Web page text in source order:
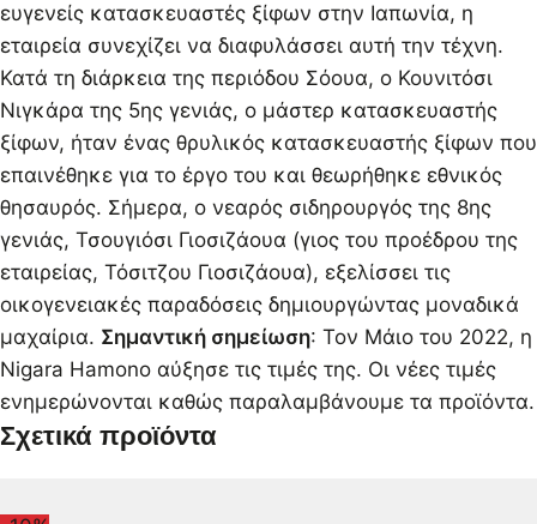
ευγενείς κατασκευαστές ξίφων στην Ιαπωνία, η
εταιρεία συνεχίζει να διαφυλάσσει αυτή την τέχνη.
Κατά τη διάρκεια της περιόδου Σόουα, ο Κουνιτόσι
Νιγκάρα της 5ης γενιάς, ο μάστερ κατασκευαστής
ξίφων, ήταν ένας θρυλικός κατασκευαστής ξίφων που
επαινέθηκε για το έργο του και θεωρήθηκε εθνικός
θησαυρός. Σήμερα, ο νεαρός σιδηρουργός της 8ης
γενιάς, Τσουγιόσι Γιοσιζάουα (γιος του προέδρου της
εταιρείας, Τόσιτζου Γιοσιζάουα), εξελίσσει τις
οικογενειακές παραδόσεις δημιουργώντας μοναδικά
μαχαίρια. Σημαντική σημείωση: Τον Μάιο του 2022, η
Nigara Hamono αύξησε τις τιμές της. Οι νέες τιμές
ενημερώνονται καθώς παραλαμβάνουμε τα προϊόντα.
Σχετικά προϊόντα